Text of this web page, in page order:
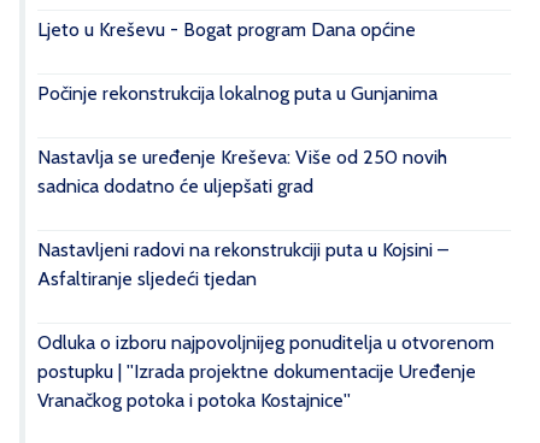
Ljeto u Kreševu - Bogat program Dana općine
Počinje rekonstrukcija lokalnog puta u Gunjanima
Nastavlja se uređenje Kreševa: Više od 250 novih
sadnica dodatno će uljepšati grad
Nastavljeni radovi na rekonstrukciji puta u Kojsini –
Asfaltiranje sljedeći tjedan
Odluka o izboru najpovoljnijeg ponuditelja u otvorenom
postupku | ''Izrada projektne dokumentacije Uređenje
Vranačkog potoka i potoka Kostajnice''